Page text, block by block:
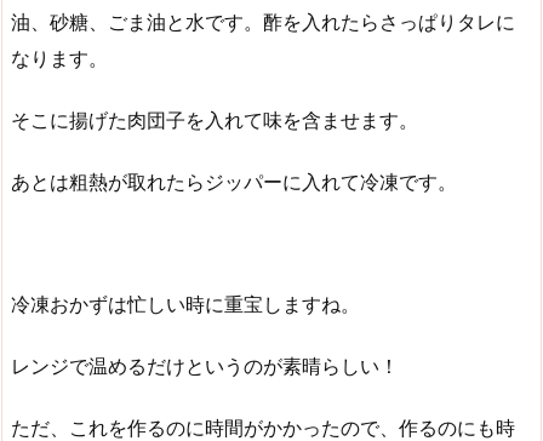
油、砂糖、ごま油と水です。酢を入れたらさっぱりタレに
なります。
そこに揚げた肉団子を入れて味を含ませます。
あとは粗熱が取れたらジッパーに入れて冷凍です。
冷凍おかずは忙しい時に重宝しますね。
レンジで温めるだけというのが素晴らしい！
ただ、これを作るのに時間がかかったので、作るのにも時